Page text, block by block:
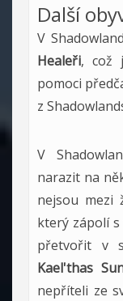
Další
V
Healeři, což
pomoci
z
V
narazit na
nejsou mezi
který zápolí
přetvořit v
Kael'thas
nepříteli ze